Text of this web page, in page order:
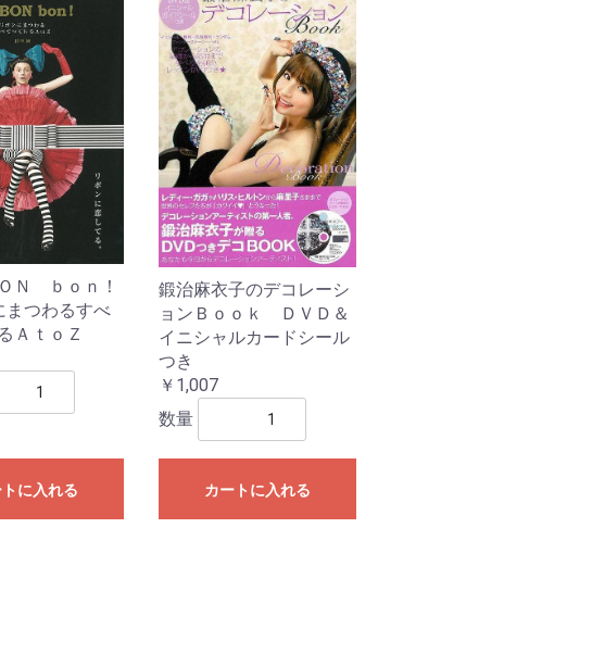
Ｎ ｂｏｎ！
まつわるすべ
ＡｔｏＺ
に入れる
鍛治麻衣子のデコレーシ
ョンＢｏｏｋ ＤＶＤ＆
イニシャルカードシール
つき
￥1,007
数量
カートに入れる